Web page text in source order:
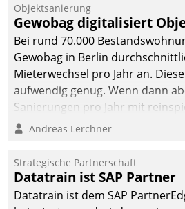
Objektsanierung
Gewobag digitalisiert
Bei rund 70.000
Gewobag in Berlin
Mieterwechsel pro Jahr an.
aufwendig genug. Wenn dann
Sanierungen pro Jahr mit
Betreuungs- und
kommunale
gemeinsam mit der Berliner
Teilprozess der
Andreas Lerchner
Strategische Partnerschaft
Datatrain ist SAP Partner
Datatrain ist dem SAP